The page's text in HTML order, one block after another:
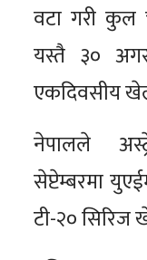
वटा गरी कुल
यस्तै ३०
एकदिवसीय
नेपालले
सेप्टेम्बरमा
टी-२० सिरिज